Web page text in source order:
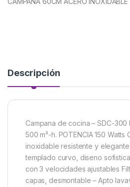
Descripción
Campana de cocina – SDC-
500 m³-h. POTENCIA 150
inoxidable resistente y
templado curvo, diseno
con 3 velocidades ajustables
capas, desmontable – Apto